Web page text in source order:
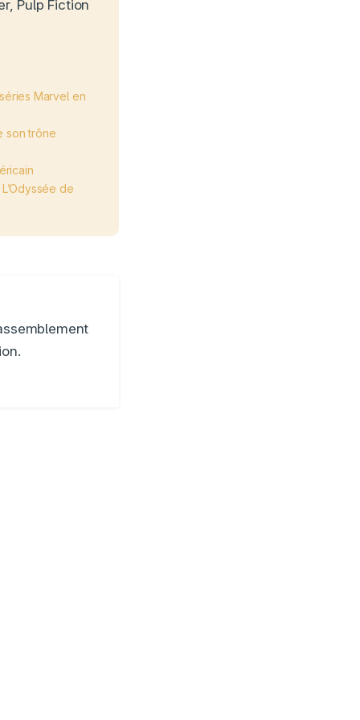
Pulp Fiction
Marvel en
son trône
de